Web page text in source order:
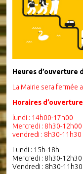
Heures d’ouverture
La Mairie sera fermée
Horaires
lundi : 14h00-17h00
Mercredi : 8h30-12h00
vendredi : 8h30-11h30
Lundi : 15h-18h
Mercredi : 8h30-12h30
Vendredi : 8h30-11h30